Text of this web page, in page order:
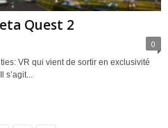
Quest 2
0
VR qui vient de sortir en exclusivité
s’agit...